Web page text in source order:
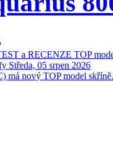
a RECENZE TOP
Středa, 05 srpen 2026
má nový TOP model